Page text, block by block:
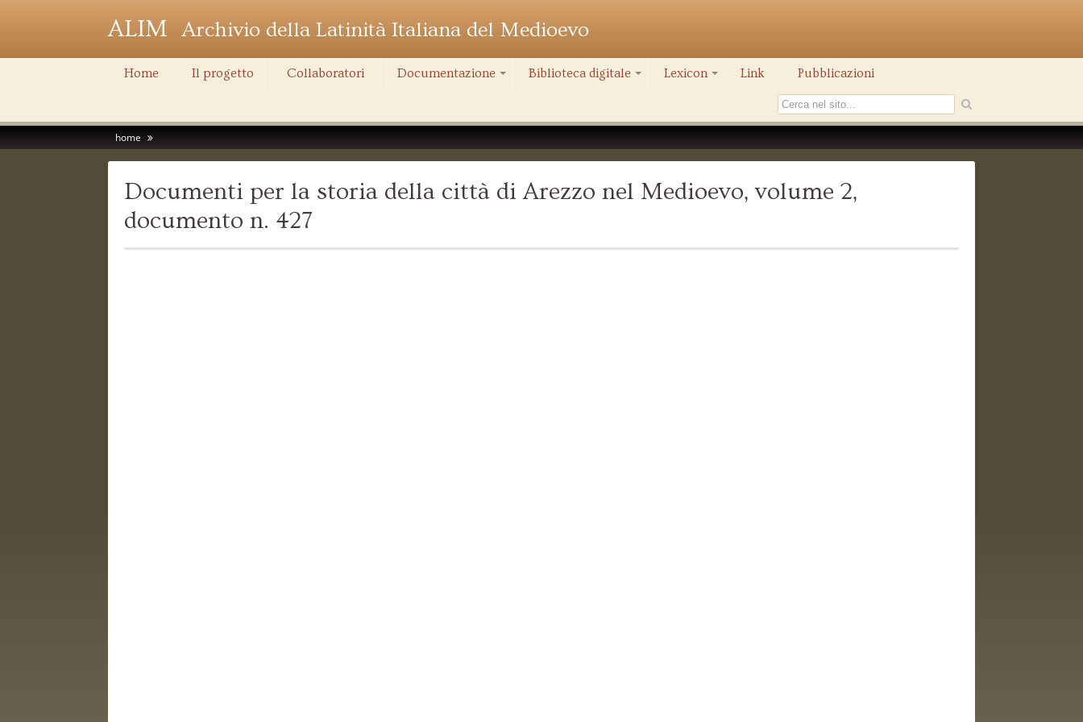
ALIM Archivio della Latinità Italiana del Medioevo
Home Il progetto Collaboratori Documentazione Biblioteca digitale Lexicon Link Pubblicazioni
home
Documenti per la storia della città di Arezzo nel Medioevo, volume 2,
documento n. 427